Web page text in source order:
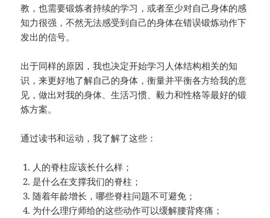
教，也需要锻炼者持续的学习，或者至少对自己身体的感
知力很强，不然无法感受到自己的身体在错误锻炼动作下
发出的信号。
出于同样的原因，我也决定开始学习人体结构相关的知
识，来更好地了解自己的身体，衡量并平衡各方给我的意
见，做出对我的身体、生活习惯、毅力和性格等最好的锻
炼方案。
通过读书和运动，我了解了这些：
人的脊柱应该长什么样；
是什么在支撑我们的脊柱；
随着年龄增长，哪些脊柱问题不可避免；
为什么理疗师给的这些动作可以缓解腰背疼痛；